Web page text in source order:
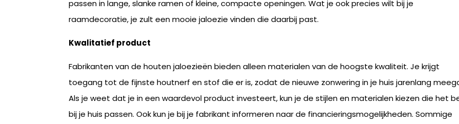
passen in lange, slanke ramen of kleine, compacte openingen. Wat je ook precies wilt bij je
raamdecoratie, je zult een mooie jaloezie vinden die daarbij past.
Kwalitatief product
Fabrikanten van de houten jaloezieën bieden alleen materialen van de hoogste kwaliteit. Je krijgt
toegang tot de fijnste houtnerf en stof die er is, zodat de nieuwe zonwering in je huis jarenlang
Als je weet dat je in een waardevol product investeert, kun je de stijlen en materialen kiezen die het
bij je huis passen. Ook kun je bij je fabrikant informeren naar de financieringsmogelijkheden. Sommige